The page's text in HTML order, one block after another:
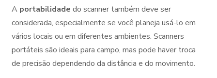
A portabilidade do scanner também deve ser
considerada, especialmente se você planeja usá-lo em
vários locais ou em diferentes ambientes. Scanners
portáteis são ideais para campo, mas pode haver troca
de precisão dependendo da distância e do movimento.